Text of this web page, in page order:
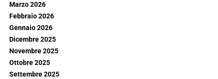
Marzo 2026
Febbraio 2026
Gennaio 2026
Dicembre 2025
Novembre 2025
Ottobre 2025
Settembre 2025